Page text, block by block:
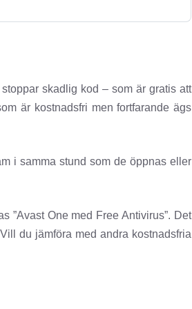
skadlig kod – som är gratis att
är kostnadsfri men fortfarande ägs
i samma stund som de öppnas eller
”Avast One med Free Antivirus”. Det
du jämföra med andra kostnadsfria